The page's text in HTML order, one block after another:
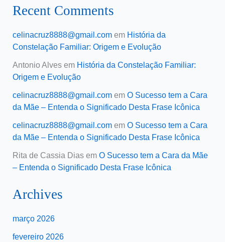
Recent Comments
celinacruz8888@gmail.comem História da
Constelação Familiar: Origem e Evolução
Antonio Alvesem História da Constelação Familiar:
Origem e Evolução
celinacruz8888@gmail.comem O Sucesso tem a Cara
da Mãe – Entenda o Significado Desta Frase Icônica
celinacruz8888@gmail.comem O Sucesso tem a Cara
da Mãe – Entenda o Significado Desta Frase Icônica
Rita de Cassia Diasem O Sucesso tem a Cara da Mãe
– Entenda o Significado Desta Frase Icônica
Archives
março 2026
fevereiro 2026